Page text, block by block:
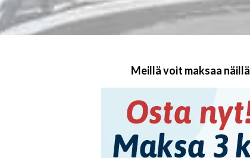
Meillä voit maksaa näillä